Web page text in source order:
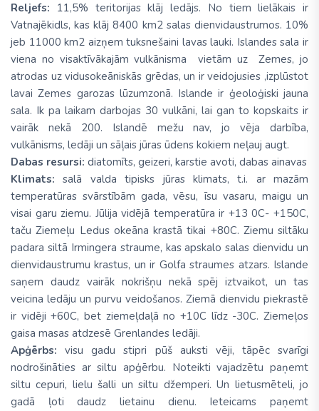
Reljefs: 11,5% teritorijas klāj ledājs. No tiem lielākais ir
Vatnajēkidls, kas klāj 8400 km2 salas dienvidaustrumos. 10%
jeb 11000 km2 aizņem tuksnešaini lavas lauki. Islandes sala ir
viena no visaktīvākajām vulkānisma vietām uz Zemes, jo
atrodas uz vidusokeāniskās grēdas, un ir veidojusies ,izplūstot
lavai Zemes garozas lūzumzonā. Islande ir ģeoloģiski jauna
sala. Ik pa laikam darbojas 30 vulkāni, lai gan to kopskaits ir
vairāk nekā 200. Islandē mežu nav, jo vēja darbība,
vulkānisms, ledāji un sāļais jūras ūdens kokiem neļauj augt.
Dabas resursi: diatomīts, geizeri, karstie avoti, dabas ainavas
Klimats: salā valda tipisks jūras klimats, t.i. ar mazām
temperatūras svārstībām gada, vēsu, īsu vasaru, maigu un
visai garu ziemu. Jūlija vidējā temperatūra ir +13 0C- +150C,
taču Ziemeļu Ledus okeāna krastā tikai +80C. Ziemu siltāku
padara siltā Irmingera straume, kas apskalo salas dienvidu un
dienvidaustrumu krastus, un ir Golfa straumes atzars. Islande
saņem daudz vairāk nokrišņu nekā spēj iztvaikot, un tas
veicina ledāju un purvu veidošanos. Ziemā dienvidu piekrastē
ir vidēji +60C, bet ziemeļdaļā no +10C līdz -30C. Ziemeļos
gaisa masas atdzesē Grenlandes ledāji.
Apģērbs: visu gadu stipri pūš auksti vēji, tāpēc svarīgi
nodrošināties ar siltu apģērbu. Noteikti vajadzētu paņemt
siltu cepuri, lielu šalli un siltu džemperi. Un lietusmēteli, jo
gadā ļoti daudz lietainu dienu. Ieteicams paņemt